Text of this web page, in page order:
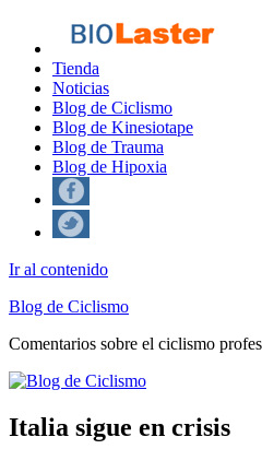
Tienda
Noticias
Blog de Ciclismo
Blog de Kinesiotape
Blog de Trauma
Blog de Hipoxia
Ir al contenido
Blog de Ciclismo
Comentarios sobre el ciclismo
Italia sigue en crisis